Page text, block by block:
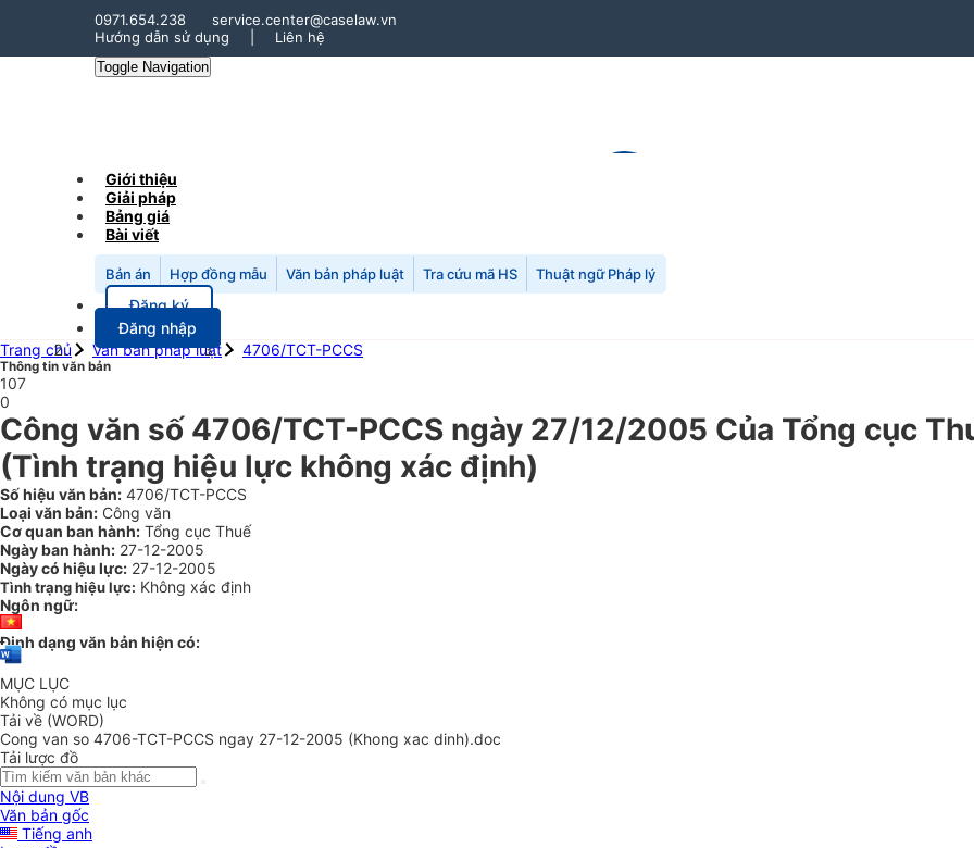
0971.654.238
service.center@caselaw.vn
Hướng dẫn sử dụng
Liên hệ
Toggle Navigation
Giới thiệu
Giải pháp
Bảng giá
Bài viết
Bản án Hợp đồng mẫu Văn bản pháp luật Tra cứu mã HS Thuật ngữ Pháp lý
Đăng ký
Đăng nhập
Trang chủ
Văn bản pháp luật 4706/TCT-PCCS
Thông tin văn bản
107
0
Công văn số 4706/TCT-PCCS ngày 27/12/2005 Của Tổng cục
(Tình trạng hiệu lực không xác định)
Số hiệu văn bản: 4706/TCT-PCCS
Loại văn bản: Công văn
Cơ quan ban hành: Tổng cục Thuế
Ngày ban hành: 27-12-2005
Ngày có hiệu lực: 27-12-2005
Tình trạng hiệu lực: Không xác định
Ngôn ngữ:
Định dạng văn bản hiện có:
MỤC LỤC
Không có mục lục
Tải về (WORD)
Cong van so 4706-TCT-PCCS ngay 27-12-2005 (Khong xac dinh).doc
Tải lược đồ
Nội dung VB
Văn bản gốc
Tiếng anh